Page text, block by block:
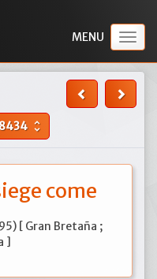
unfold_more
come
[ Gran Bretaña ;
]